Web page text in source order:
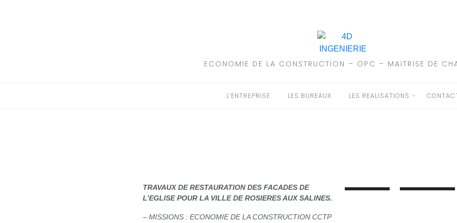
ECONOMIE DE LA CONSTRUCTION – OPC – MAITRISE DE
L’ENTREPRISE LES BUREAUX LES REALISATIONS
TRAVAUX DE RESTAURATION DES FACADES DE
L’EGLISE POUR LA VILLE DE ROSIERES AUX SALINES.
– MISSIONS : ECONOMIE DE LA CONSTRUCTION CCTP